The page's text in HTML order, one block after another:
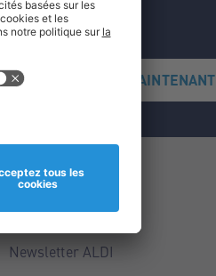
S'INSCRIRE MAINTENANT
Service
Points ALDI
Newsletter ALDI